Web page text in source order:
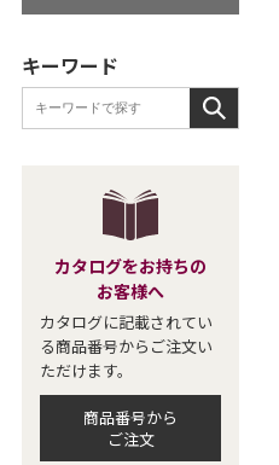
キーワード
カタログをお持ちの
お客様へ
カタログに記載されてい
る商品番号からご注文い
ただけます。
商品番号から
ご注文